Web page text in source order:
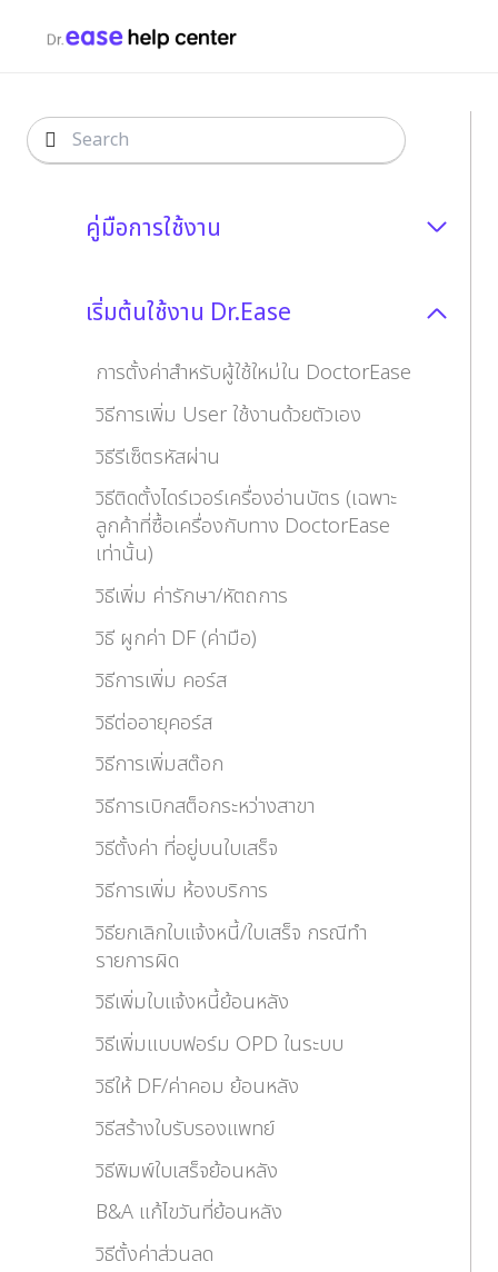
คู่มือการใช้งาน
เริ่มต้นใช้งาน Dr.Ease
การตั้งค่าสำหรับผู้ใช้ใหม่ใน DoctorEase
วิธีการเพิ่ม User ใช้งานด้วยตัวเอง
วิธีรีเซ็ตรหัสผ่าน
วิธีติดตั้งไดร์เวอร์เครื่องอ่านบัตร (เฉพาะ
ลูกค้าที่ซื้อเครื่องกับทาง DoctorEase
เท่านั้น)
วิธีเพิ่ม ค่ารักษา/หัตถการ
วิธี ผูกค่า DF (ค่ามือ)
วิธีการเพิ่ม คอร์ส
วิธีต่ออายุคอร์ส
วิธีการเพิ่มสต๊อก
วิธีการเบิกสต็อกระหว่างสาขา
วิธีตั้งค่า ที่อยู่บนใบเสร็จ
วิธีการเพิ่ม ห้องบริการ
วิธียกเลิกใบแจ้งหนี้/ใบเสร็จ กรณีทำ
รายการผิด
วิธีเพิ่มใบแจ้งหนี้ย้อนหลัง
วิธีเพิ่มแบบฟอร์ม OPD ในระบบ
วิธีให้ DF/ค่าคอม ย้อนหลัง
วิธีสร้างใบรับรองแพทย์
วิธีพิมพ์ใบเสร็จย้อนหลัง
B&A แก้ไขวันที่ย้อนหลัง
วิธีตั้งค่าส่วนลด